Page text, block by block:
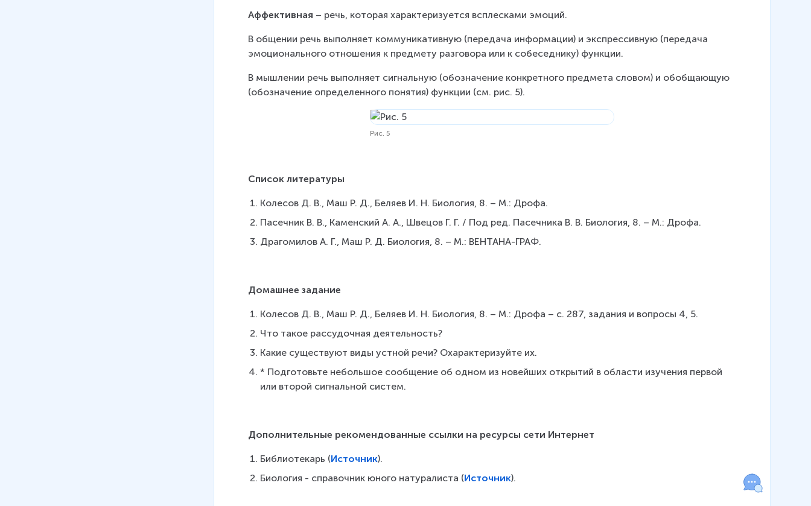
Аффективная – речь, которая характеризуется всплесками эмоций.
В общении речь выполняет коммуникативную (передача информации) и экспрессивную (передача
эмоционального отношения к предмету разговора или к собеседнику) функции.
В мышлении речь выполняет сигнальную (обозначение конкретного предмета словом) и обобщающую
(обозначение определенного понятия) функции (см. рис. 5).
Рис. 5
Список литературы
Колесов Д. В., Маш Р. Д., Беляев И. Н. Биология, 8. – М.: Дрофа.
Пасечник В. В., Каменский А. А., Швецов Г. Г. / Под ред. Пасечника В. В. Биология, 8. – М.: Дрофа.
Драгомилов А. Г., Маш Р. Д. Биология, 8. – М.: ВЕНТАНА-ГРАФ.
Домашнее задание
Колесов Д. В., Маш Р. Д., Беляев И. Н. Биология, 8. – М.: Дрофа – с. 287, задания и вопросы 4, 5.
Что такое рассудочная деятельность?
Какие существуют виды устной речи? Охарактеризуйте их.
* Подготовьте небольшое сообщение об одном из новейших открытий в области изучения первой
или второй сигнальной систем.
Дополнительные рекомендованные ссылки на ресурсы сети Интернет
Библиотекарь (Источник).
Биология - справочник юного натуралиста (Источник).